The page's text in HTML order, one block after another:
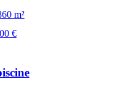
m²
€